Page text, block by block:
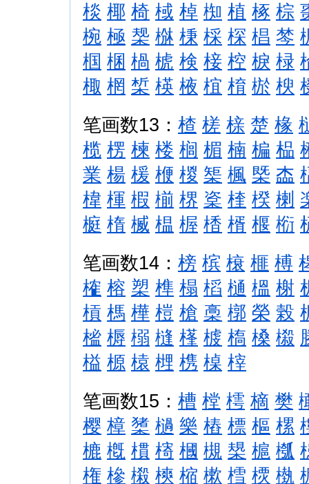
棪 椰 椅 棫 棹 椥 植 椓 棕
椀 極 椝 椕 棅 棌 棎 椙 棽
椢 棞 楇 椃 検 椄 椌 棙 椂
棷 棢 椞 楧 棭 椬 棛 棜 楰
笔画数13： 楂 槎 榇 楚 椽
榄 楞 楝 楼 榈 楣 楠 楄 榀
業 楊 楥 楩 椶 榘 楓 槩 楍
椲 楎 椵 椾 楐 楶 楏 楑 楋
榳 楕 楲 榅 楃 楿 楈 椻 椼
笔画数14： 榜 槟 榱 榧 榑
榷 榕 槊 榫 榻 槄 樋 榲 榭
槓 榪 樺 榿 槍 槀 槨 榮 榖
榓 槈 榒 槰 樥 榩 槗 槡 榝
榏 榞 榬 榸 槜 槕 榟
笔画数15： 槽 樘 樗 樀 樊
樱 樟 橥 檛 樂 樁 標 樞 樏
樚 槪 樌 槣 槶 槻 槼 槴 槬
権 槮 樧 樉 樎 樕 樰 樮 槸